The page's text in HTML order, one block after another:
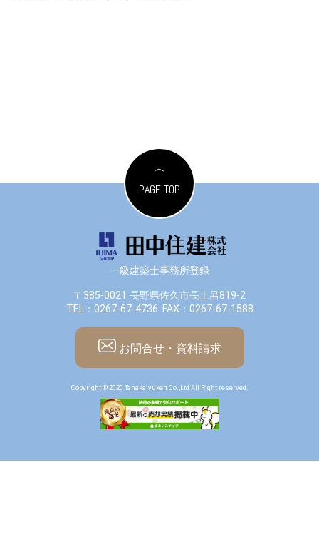
PAGE TOP
一級建築士事務所登録
〒385-0021 長野県佐久市長土呂819-2
TEL：0267-67-4736 FAX：0267-67-1588
お問合せ・資料請求
Copyright © 2020 Tanakajyuken Co.,Ltd All Right reserved.